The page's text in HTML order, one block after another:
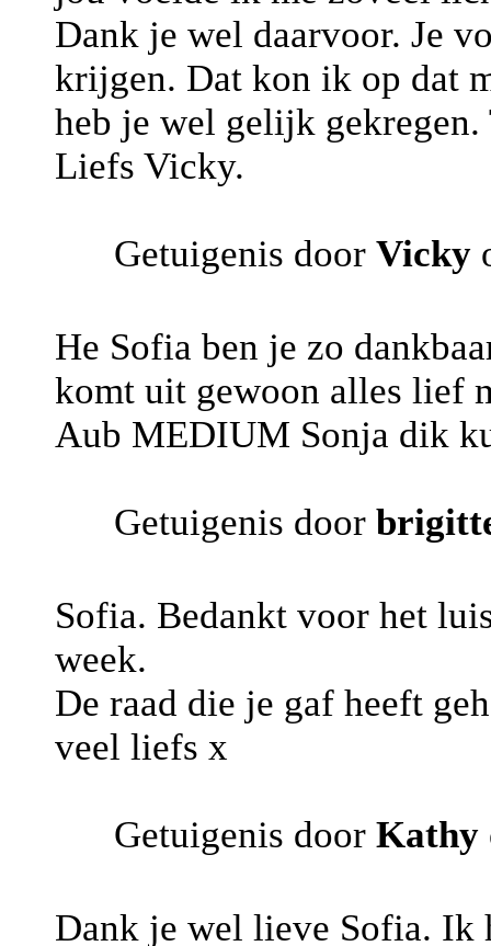
Dank je wel daarvoor. Je
krijgen. Dat kon ik op dat
heb je wel gelijk gekregen.
Liefs Vicky.
Getuigenis door Vicky
He Sofia ben je zo
komt uit gewoon alles lief
Aub MEDIUM Sonja dik
Getuigenis door
Sofia. Bedankt voor het
week.
De raad die je gaf heeft
veel liefs x
Getuigenis door Kathy
Dank je wel lieve Sofia. Ik